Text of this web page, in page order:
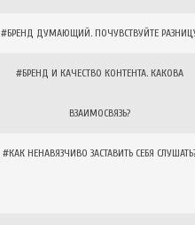
#БРЕНД ДУМАЮЩИЙ. ПОЧУВСТВУЙТЕ
#БРЕНД И КАЧЕСТВО КОНТЕНТА. КАКОВА
ВЗАИМОСВЯЗЬ?
#КАК НЕНАВЯЗЧИВО ЗАСТАВИТЬ СЕБЯ